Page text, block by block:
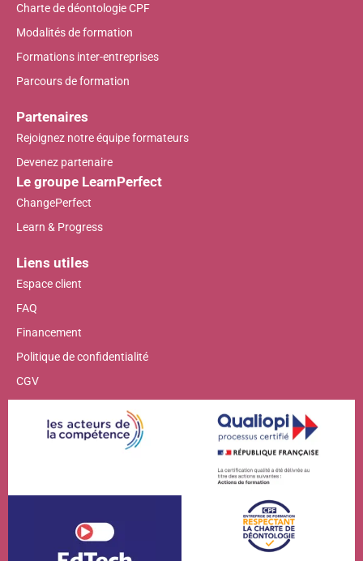
Charte de déontologie CPF
Modalités de formation
Formations inter-entreprises
Parcours de formation
Partenaires
Rejoignez notre équipe formateurs
Devenez partenaire
Le groupe LearnPerfect
ChangePerfect
Learn & Progress
Liens utiles
Espace client
FAQ
Financement
Politique de confidentialité
CGV